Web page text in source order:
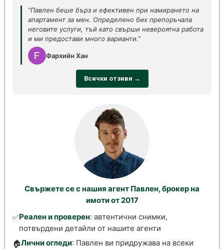
“Павлен беше бърз и ефективен при намирането на
апартамент за мен. Определено бих препоръчала
неговите услуги, тъй като свърши невероятна работа
и ми предостави много варианти.”
Фархийн Хан
Всички отзиви →
Свържете се с нашия агент Павлен, брокер на
имоти от 2017
✅Реален и проверен: автентични снимки,
потвърдени детайли от нашите агенти
🏠Лични огледи: Павлен ви придружава на всеки